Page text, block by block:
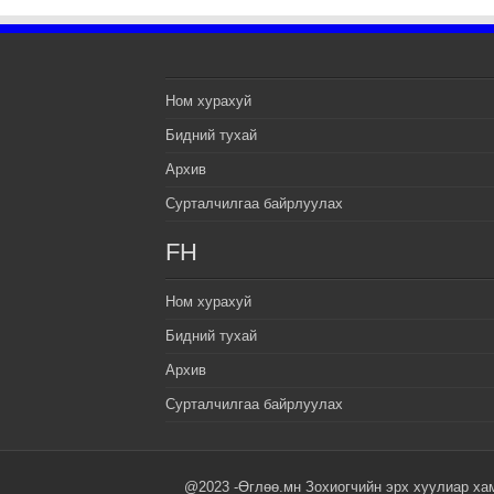
Ном хурахуй
Бидний тухай
Архив
Сурталчилгаа байрлуулах
FH
Ном хурахуй
Бидний тухай
Архив
Сурталчилгаа байрлуулах
@2023 -Өглөө.мн Зохиогчийн эрх хуулиар